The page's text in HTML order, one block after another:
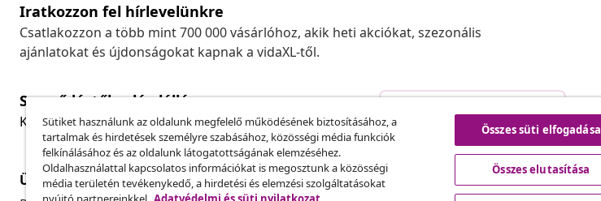
Iratkozzon fel hírlevelünkre
Csatlakozzon a több mint 700 000 vásárlóhoz, akik heti akciókat, szezonális
ajánlatokat és újdonságokat kapnak a vidaXL-től.
Szerződéstől való elállás
Küldj be egy rendelés lemondására vonatkozó kérelmet.
Szerződéstől való elállás
Ügyfélszolgálat
Üzlet
vidaXL
Sütiket használunk az oldalunk megfelelő működésének biztosításához, a
tartalmak és hirdetések személyre szabásához, közösségi média funkciók
felkínálásához és az oldalunk látogatottságának elemzéséhez.
Oldalhasználattal kapcsolatos információkat is megosztunk a közösségi
média területén tevékenykedő, a hirdetési és elemzési szolgáltatásokat
Összes süti elfogadása
Összes elutasítása